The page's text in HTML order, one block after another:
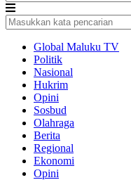
Global Maluku TV
Politik
Nasional
Hukrim
Opini
Sosbud
Olahraga
Berita
Regional
Ekonomi
Opini